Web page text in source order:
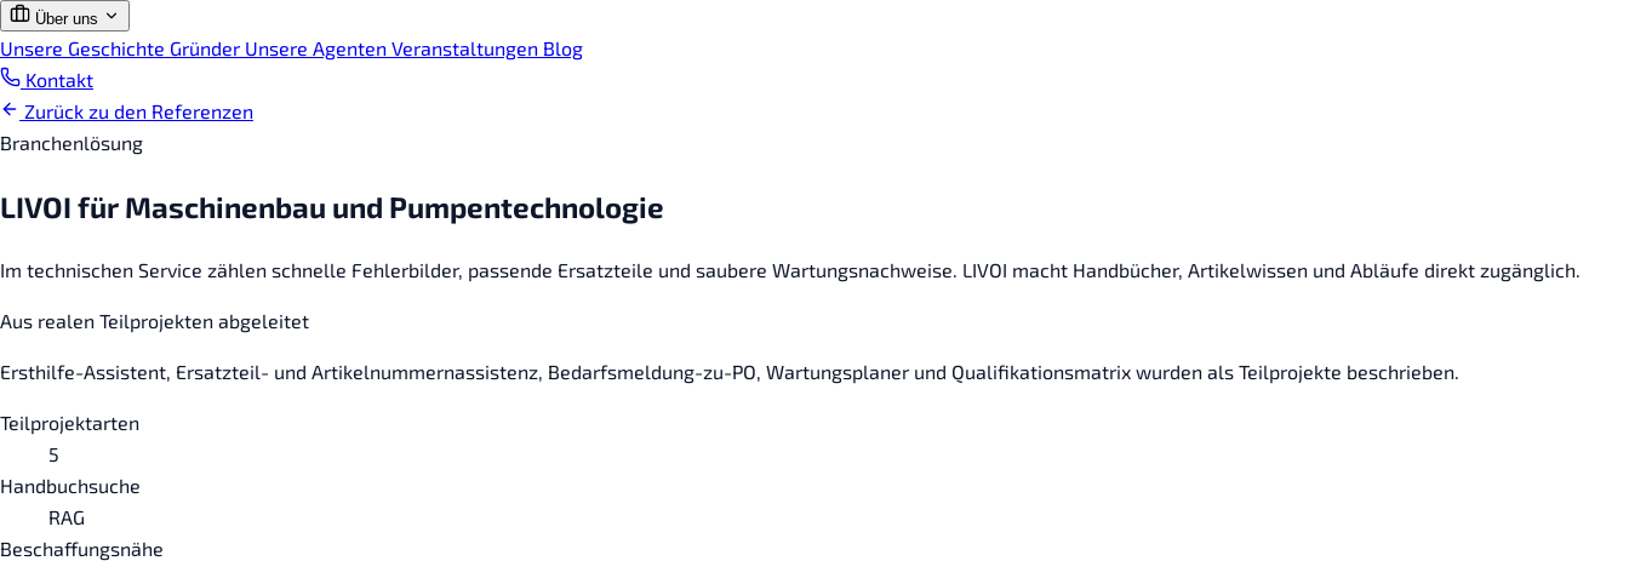
Über uns
Unsere Geschichte Gründer Unsere Agenten Veranstaltungen Blog
Kontakt
Zurück zu den Referenzen
Branchenlösung
LIVOI für Maschinenbau und Pumpentechnologie
Im technischen Service zählen schnelle Fehlerbilder, passende Ersatzteile und saubere Wartungsnachweise. LIVOI macht Handbücher, Artikelwissen und Abläufe direkt zugänglich.
Aus realen Teilprojekten abgeleitet
Ersthilfe-Assistent, Ersatzteil- und Artikelnummernassistenz, Bedarfsmeldung-zu-PO, Wartungsplaner und Qualifikationsmatrix wurden als Teilprojekte beschrieben.
Teilprojektarten
5
Handbuchsuche
RAG
Beschaffungsnähe